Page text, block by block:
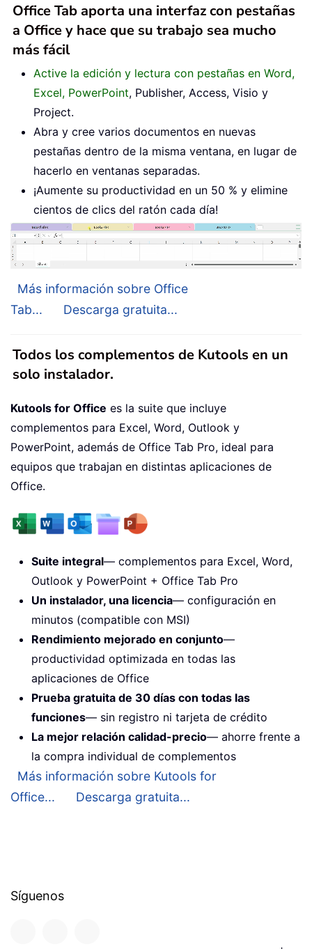
Office Tab aporta una interfaz con pestañas
a Office y hace que su trabajo sea mucho
más fácil
Active la edición y lectura con pestañas en Word,
Excel, PowerPoint, Publisher, Access, Visio y
Project.
Abra y cree varios documentos en nuevas
pestañas dentro de la misma ventana, en lugar de
hacerlo en ventanas separadas.
¡Aumente su productividad en un 50 % y elimine
cientos de clics del ratón cada día!
Más información sobre Office
Tab...
Descarga gratuita...
Todos los complementos de Kutools en un
solo instalador.
Kutools for Office es la suite que incluye
complementos para Excel, Word, Outlook y
PowerPoint, además de Office Tab Pro, ideal para
equipos que trabajan en distintas aplicaciones de
Office.
Suite integral— complementos para Excel, Word,
Outlook y PowerPoint + Office Tab Pro
Un instalador, una licencia— configuración en
minutos (compatible con MSI)
Rendimiento mejorado en conjunto—
productividad optimizada en todas las
aplicaciones de Office
Prueba gratuita de 30 días con todas las
funciones— sin registro ni tarjeta de crédito
La mejor relación calidad-precio— ahorre frente a
la compra individual de complementos
Más información sobre Kutools for
Office...
Descarga gratuita...
Síguenos